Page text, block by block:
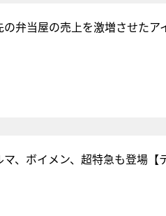
弁当屋の売上を激増させたア
、ボイメン、超特急も登場【